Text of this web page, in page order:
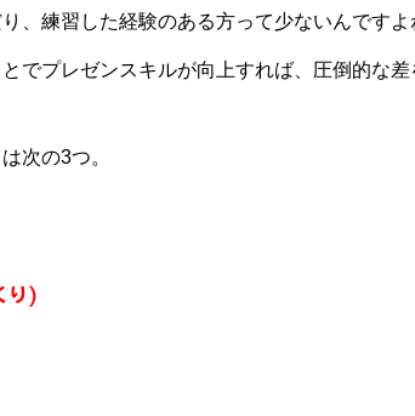
、練習した経験のある方って少ないんですよ
でプレゼンスキルが向上すれば、圧倒的な差
次の3つ。
り)